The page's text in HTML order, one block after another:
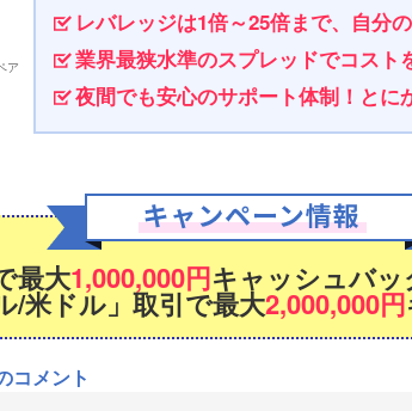
レバレッジは1倍～25倍まで、自分
業界最狭水準のスプレッドでコスト
夜間でも安心のサポート体制！と
最大1,000,000円キャッシュバッ
/米ドル」取引で最大2,000,000円
コメント